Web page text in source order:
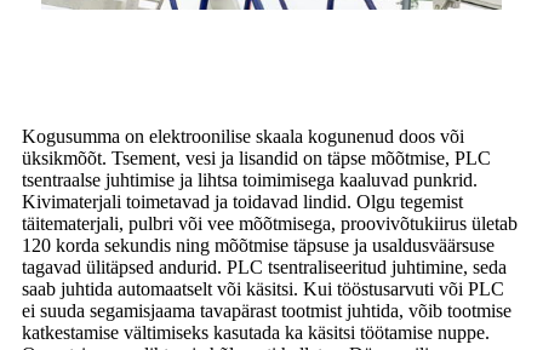
Kogusumma on elektroonilise skaala kogunenud doos või
üksikmõõt. Tsement, vesi ja lisandid on täpse mõõtmise, PLC
tsentraalse juhtimise ja lihtsa toimimisega kaaluvad punkrid.
Kivimaterjali toimetavad ja toidavad lindid. Olgu tegemist
täitematerjali, pulbri või vee mõõtmisega, proovivõtukiirus ületab
120 korda sekundis ning mõõtmise täpsuse ja usaldusväärsuse
tagavad ülitäpsed andurid. PLC tsentraliseeritud juhtimine, seda
saab juhtida automaatselt või käsitsi. Kui tööstusarvuti või PLC
ei suuda segamisjaama tavapärast tootmist juhtida, võib tootmise
katkestamise vältimiseks kasutada ka käsitsi töötamise nuppe.